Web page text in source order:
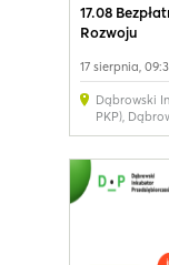
17.08
Rozwoju
17 sierpnia,
Dąbrowski
PKP),